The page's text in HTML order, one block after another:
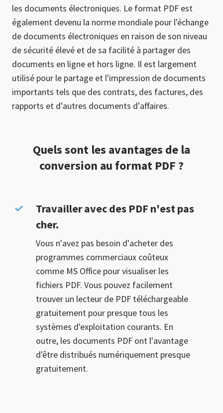
les documents électroniques. Le format PDF est
également devenu la norme mondiale pour l'échange
de documents électroniques en raison de son niveau
de sécurité élevé et de sa facilité à partager des
documents en ligne et hors ligne. Il est largement
utilisé pour le partage et l'impression de documents
importants tels que des contrats, des factures, des
rapports et d'autres documents d'affaires.
Quels sont les avantages de la
conversion au format PDF ?
Travailler avec des PDF n'est pas
cher.
Vous n'avez pas besoin d'acheter des
programmes commerciaux coûteux
comme MS Office pour visualiser les
fichiers PDF. Vous pouvez facilement
trouver un lecteur de PDF téléchargeable
gratuitement pour presque tous les
systèmes d'exploitation courants. En
outre, les documents PDF ont l'avantage
d'être distribués numériquement presque
gratuitement.